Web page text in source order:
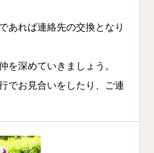
あれば連絡先の交換となり
を深めていきましょう。
でお見合いをしたり、ご連